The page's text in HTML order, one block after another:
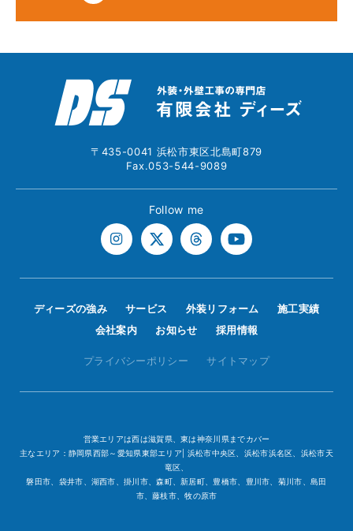
〒435-0041 浜松市東区北島町879
Fax.053-544-9089
Follow me
ディーズの強み サービス 外装リフォーム
施工実績
会社案内
お知らせ 採用情報
プライバシーポリシー サイトマップ
営業エリアは西は滋賀県、東は神奈川県までカバー
主なエリア：静岡県西部～愛知県東部エリア| 浜松市中央区、浜松市浜名区、浜松市天
竜区、
磐田市、袋井市、湖西市、掛川市、森町、新居町、豊橋市、豊川市、菊川市、島田
市、藤枝市、牧の原市